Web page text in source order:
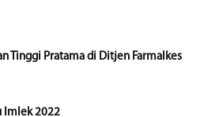
Tinggi Pratama di Ditjen Farmalkes
Imlek 2022